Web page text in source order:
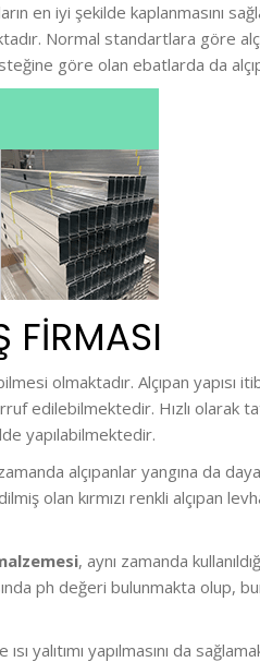
en iyi şekilde kaplanmasını
Normal standartlara göre
göre olan ebatlarda da
FİRMASI
olmaktadır. Alçıpan
edilebilmektedir. Hızlı olarak
yapılabilmektedir.
alçıpanlar yangına da
olan kırmızı renkli alçıpan
, aynı zamanda
ph değeri bulunmakta olup,
yalıtımı yapılmasını da